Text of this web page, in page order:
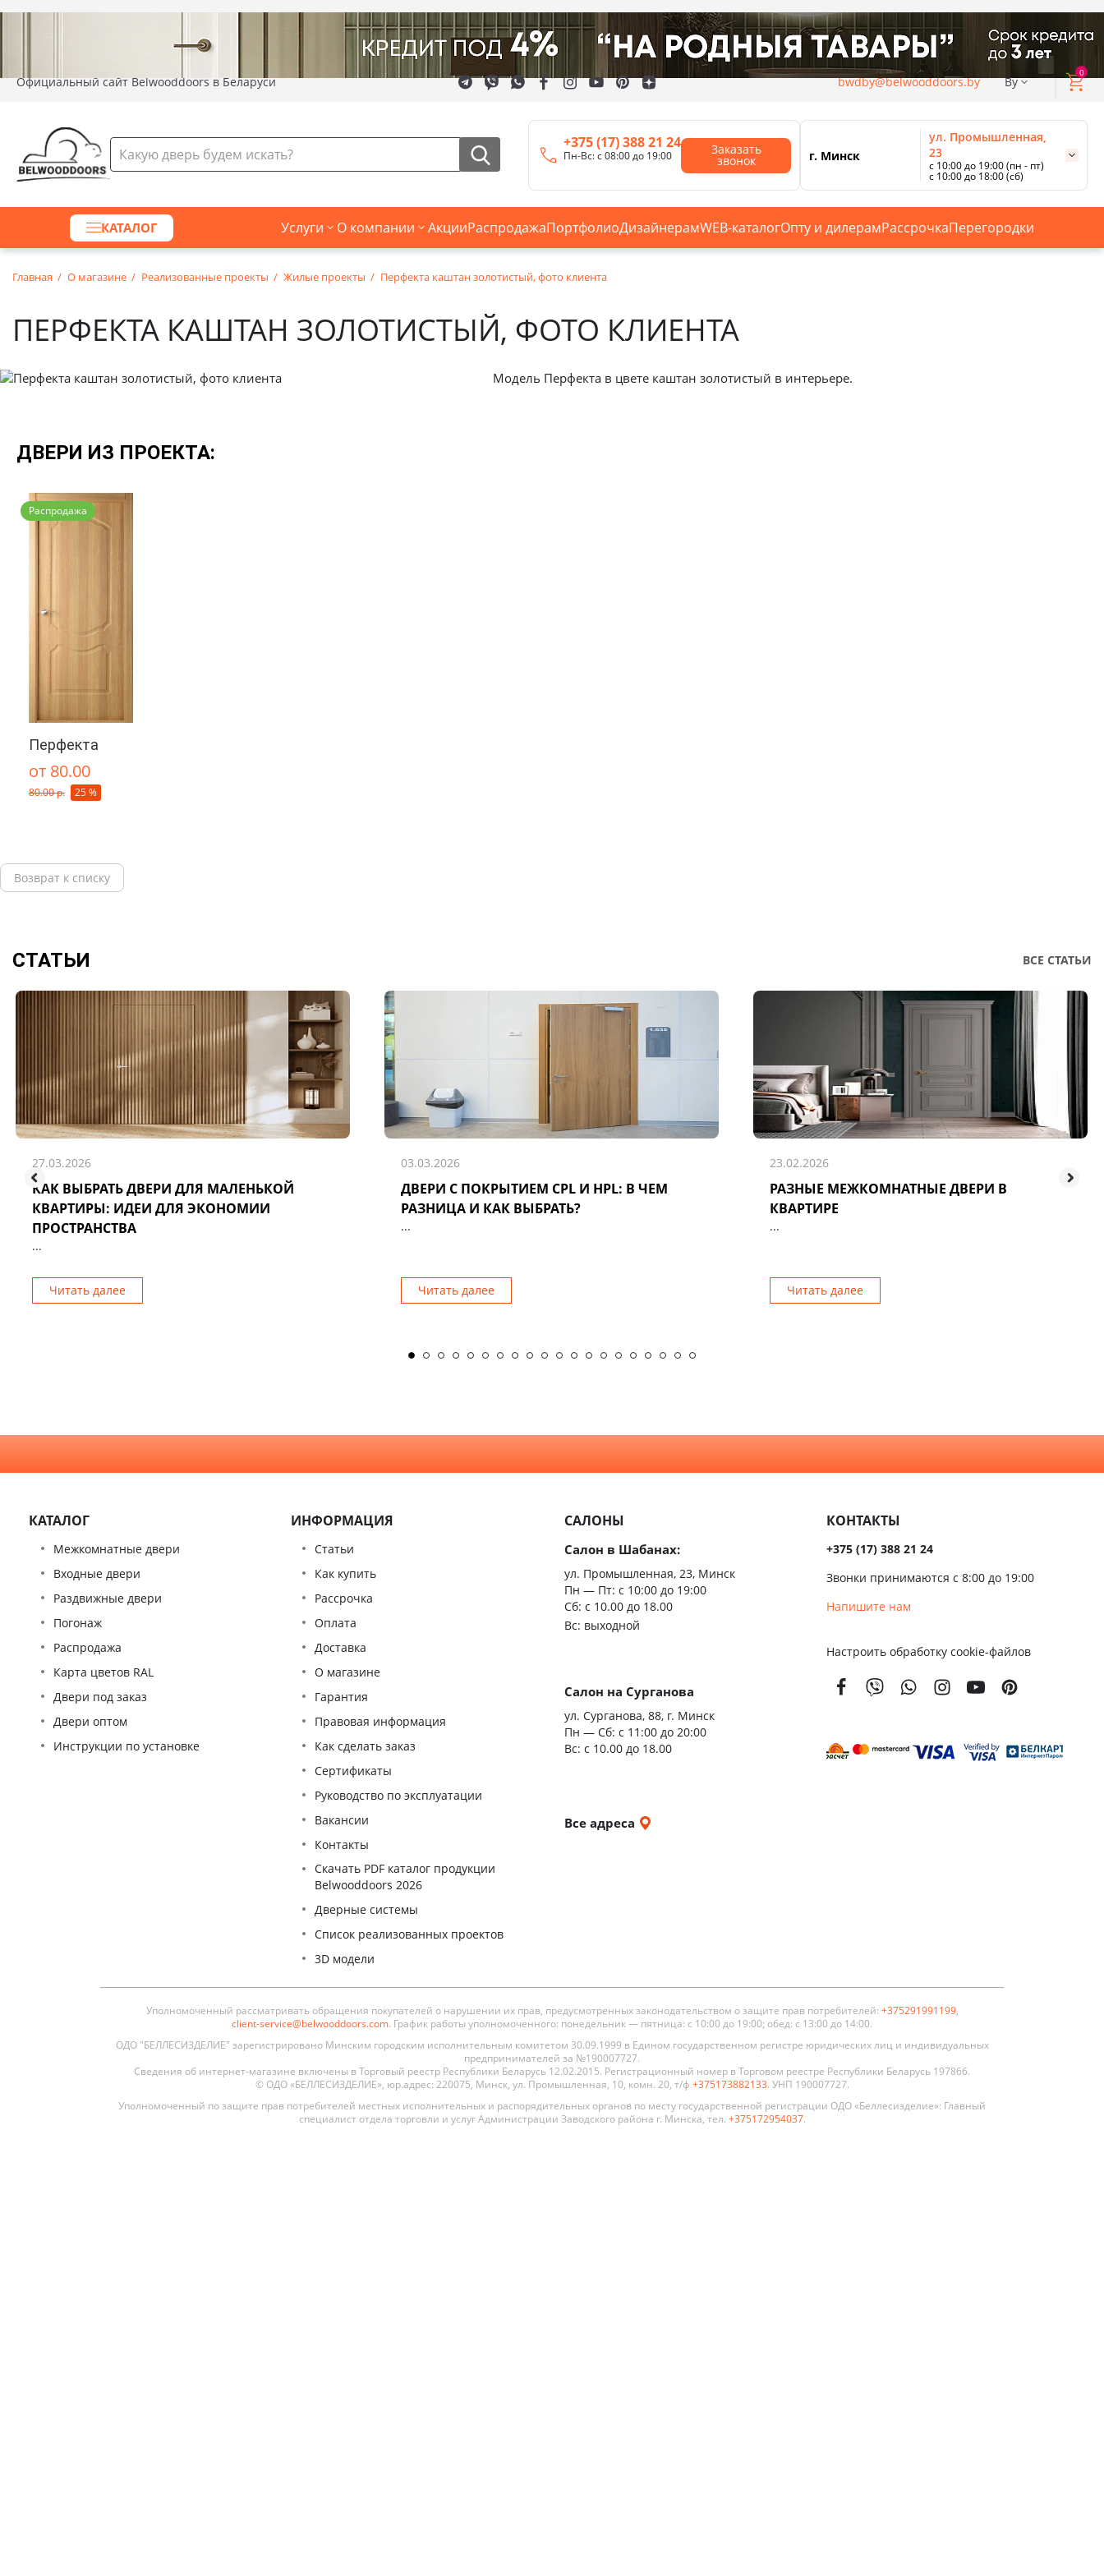
Официальный сайт Belwooddoors в Беларуси bwdby@belwooddoors.by By
0
+375 (17) 388 21 24
Пн-Вс: с 08:00 до 19:00 Заказать
звонок г. Минск
ул. Промышленная,
23
с 10:00 до 19:00 (пн - пт)
с 10:00 до 18:00 (сб)
с 10:00 до 18:00 (вс).
Смотреть все магазины
КАТАЛОГ Услуги О компании АкцииРаспродажаПортфолиоДизайнерамWEB-каталогОпту и дилерамРассрочкаПерегородки
Главная О магазине Реализованные проекты Жилые проекты Перфекта каштан золотистый, фото клиента
ПЕРФЕКТА КАШТАН ЗОЛОТИСТЫЙ, ФОТО КЛИЕНТА
Модель Перфекта в цвете каштан золотистый в интерьере.
ДВЕРИ ИЗ ПРОЕКТА:
Перфекта
от 80.00
80.00 р. 25 %
Распродажа
Возврат к списку
СТАТЬИ ВСЕ СТАТЬИ
27.03.2026
КАК ВЫБРАТЬ ДВЕРИ ДЛЯ МАЛЕНЬКОЙ
КВАРТИРЫ: ИДЕИ ДЛЯ ЭКОНОМИИ
ПРОСТРАНСТВА
...
Читать далее
03.03.2026
ДВЕРИ С ПОКРЫТИЕМ CPL И HPL: В ЧЕМ
РАЗНИЦА И КАК ВЫБРАТЬ?
...
Читать далее
23.02.2026
РАЗНЫЕ МЕЖКОМНАТНЫЕ ДВЕРИ В
КВАРТИРЕ
...
Читать далее
КАТАЛОГ
Межкомнатные двери
Входные двери
Раздвижные двери
Погонаж
Распродажа
Карта цветов RAL
Двери под заказ
Двери оптом
Инструкции по установке
ИНФОРМАЦИЯ
Статьи
Как купить
Рассрочка
Оплата
Доставка
О магазине
Гарантия
Правовая информация
Как сделать заказ
Сертификаты
Pуководство по эксплуатации
Вакансии
Контакты
Скачать PDF каталог продукции
Belwooddoors 2026
Дверные системы
Список реализованных проектов
3D модели
САЛОНЫ
Салон в Шабанах:
ул. Промышленная, 23, Минск
Пн — Пт: с 10:00 до 19:00
Сб: с 10.00 до 18.00
Вс: выходной
Салон на Сурганова
ул. Сурганова, 88, г. Минск
Пн — Сб: с 11:00 до 20:00
Вс: с 10.00 до 18.00
Все адреса
КОНТАКТЫ
+375 (17) 388 21 24
Звонки принимаются с 8:00 до 19:00
Напишите нам
Настроить обработку cookie-файлов
Уполномоченный рассматривать обращения покупателей о нарушении их прав, предусмотренных законодательством о защите прав потребителей: +375291991199,
client-service@belwooddoors.com. График работы уполномоченного: понедельник — пятница: с 10:00 до 19:00; обед: с 13:00 до 14:00.
ОДО "БЕЛЛЕСИЗДЕЛИЕ" зарегистрировано Минским городским исполнительным комитетом 30.09.1999 в Едином государственном регистре юридических лиц и индивидуальных
предпринимателей за №190007727.
Сведения об интернет-магазине включены в Торговый реестр Республики Беларусь 12.02.2015. Регистрационный номер в Торговом реестре Республики Беларусь 197866.
© ОДО «БЕЛЛЕСИЗДЕЛИЕ», юр.адрес: 220075, Минск, ул. Промышленная, 10, комн. 20, т/ф +375173882133. УНП 190007727.
Уполномоченный по защите прав потребителей местных исполнительных и распорядительных органов по месту государственной регистрации ОДО «Беллесизделие»: Главный
специалист отдела торговли и услуг Администрации Заводского района г. Минска, тел. +375172954037.